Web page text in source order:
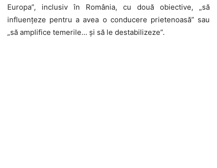
Europa”, inclusiv în România, cu două obiective, „să
influențeze pentru a avea o conducere prietenoasă” sau
„să amplifice temerile… și să le destabilizeze”.